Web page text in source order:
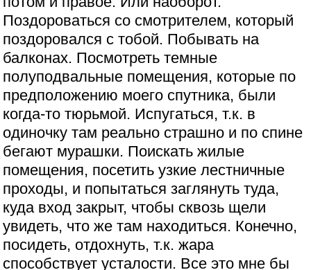
Поздороваться со смотрителем, который
поздоровался с тобой. Побывать на
балконах. Посмотреть темные
полуподвальные помещения, которые по
предположению моего спутника, были
когда-то тюрьмой. Испугаться, т.к. в
одиночку там реально страшно и по спине
бегают мурашки. Поискать жилые
помещения, посетить узкие лестничные
проходы, и попытаться заглянуть туда,
куда вход закрыт, чтобы сквозь щели
увидеть, что же там находиться. Конечно,
посидеть, отдохнуть, т.к. жара
способствует усталости. Все это мне бы